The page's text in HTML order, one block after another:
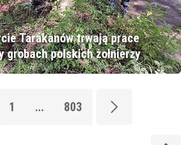
Tarakanów trwają prace
grobach polskich żołnierzy
1 ... 803